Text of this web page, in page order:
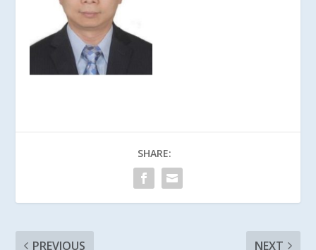
SHARE:
PREVIOUS NEXT